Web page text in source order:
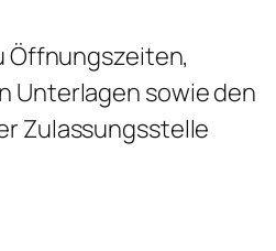
Öffnungszeiten,
Unterlagen sowie den
Zulassungsstelle